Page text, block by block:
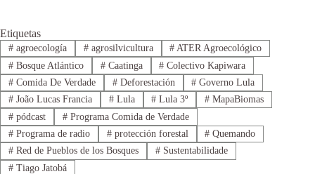
Etiquetas
#agroecología #agrosilvicultura # ATER Agroecológico
#Bosque Atlántico #Caatinga # Colectivo Kapiwara
#Comida De Verdade #Deforestación # Governo Lula
#João Lucas Francia #Lula # Lula 3º # MapaBiomas
#pódcast #Programa Comida de Verdade
#Programa de radio #protección forestal # Quemando
#Red de Pueblos de los Bosques #Sustentabilidade
#Tiago Jatobá